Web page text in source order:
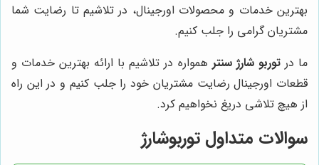
بهترین خدمات و محصولات اورجینال، در تلاشیم تا رضایت شما
مشتریان گرامی را جلب کنیم.
ما درتوربو شارژ سنتر همواره در تلاشیم با ارائه بهترین خدمات و
قطعات اورجینال رضایت مشتریان خود را جلب کنیم و در این راه
از هیچ تلاشی دریغ نخواهیم کرد.
سوالات متداول توربوشارژ